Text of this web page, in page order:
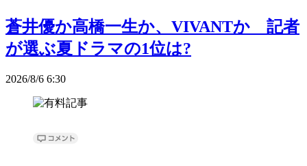
蒼井優か高橋一生か、VIVANTか 記者
が選ぶ夏ドラマの1位は?
2026/8/6 6:30